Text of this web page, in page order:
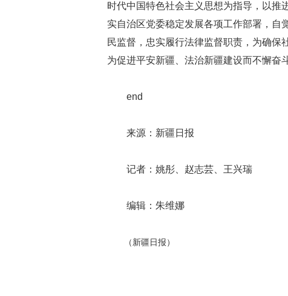
时代中国特色社会主义思想为指导，以推
实自治区党委稳定发展各项工作部署，自
民监督，忠实履行法律监督职责，为确保
为促进平安新疆、法治新疆建设而不懈奋斗
end
来源：新疆日报
记者：姚彤、赵志芸、王兴瑞
编辑：朱维娜
（新疆日报）